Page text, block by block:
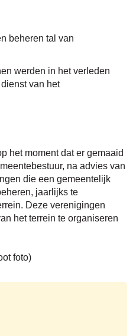
beheren tal van
werden in het verleden
van het
het moment dat er gemaaid
na advies van
die een gemeentelijk
jaarlijks te
Deze verenigingen
het terrein te organiseren